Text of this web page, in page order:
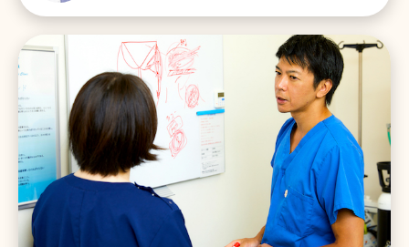
1-2.出産による胸の下垂 2.胸が垂れるのを防ぐために 2-1.胸が垂れ